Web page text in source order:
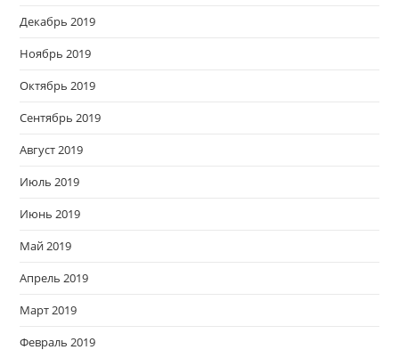
Декабрь 2019
Ноябрь 2019
Октябрь 2019
Сентябрь 2019
Август 2019
Июль 2019
Июнь 2019
Май 2019
Апрель 2019
Март 2019
Февраль 2019